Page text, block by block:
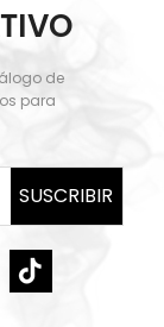
de
para
SUSCRIBIR